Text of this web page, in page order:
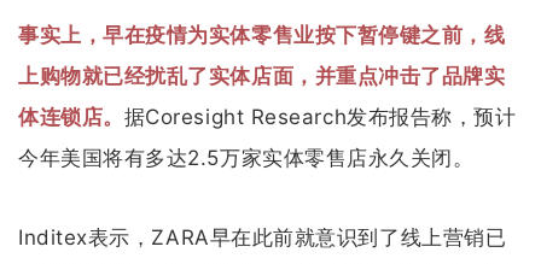
事实上，早在疫情为实体零售业按下暂停键之前，线
上购物就已经扰乱了实体店面，并重点冲击了品牌实
体连锁店。 据Coresight Research发布报告称，预计
今年美国将有多达2.5万家实体零售店永久关闭。
Inditex表示，ZARA早在此前就意识到了线上营销已